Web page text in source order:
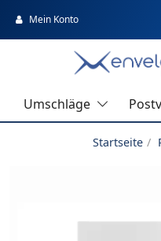
Mein Konto
Umschläge
Startseite